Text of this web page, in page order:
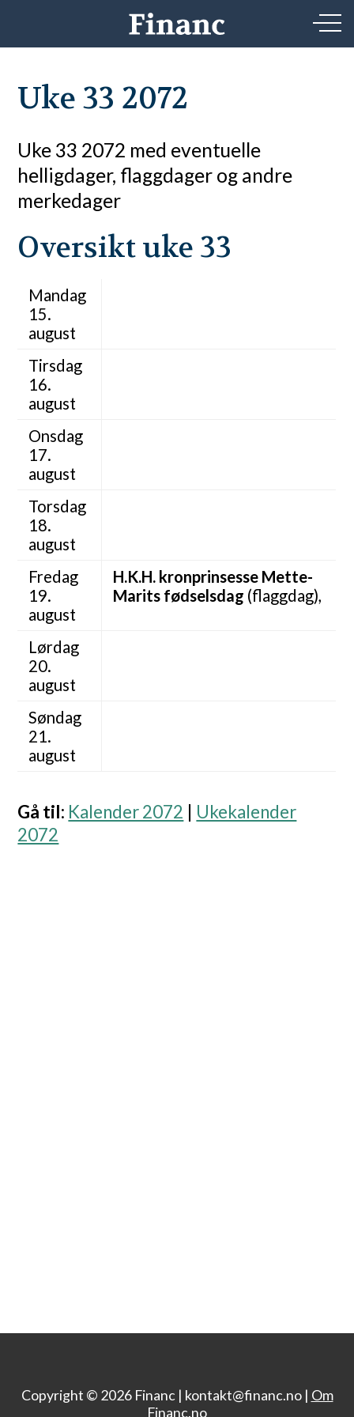
Uke 33 2072
Uke 33 2072 med eventuelle
helligdager, flaggdager og andre
merkedager
Oversikt uke 33
Mandag
15.
august
Tirsdag
16.
august
Onsdag
17.
august
Torsdag
18.
august
Fredag
19.
august
H.K.H. kronprinsesse Mette-
Marits fødselsdag (flaggdag),
Lørdag
20.
august
Søndag
21.
august
Gå til: Kalender 2072
Ukekalender
2072
Copyright © 2026 Financ | kontakt@financ.no | Om
Financ.no